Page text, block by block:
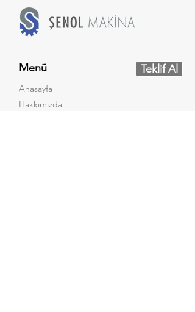
Menü Teklif Al
Anasayfa
Hakkımızda